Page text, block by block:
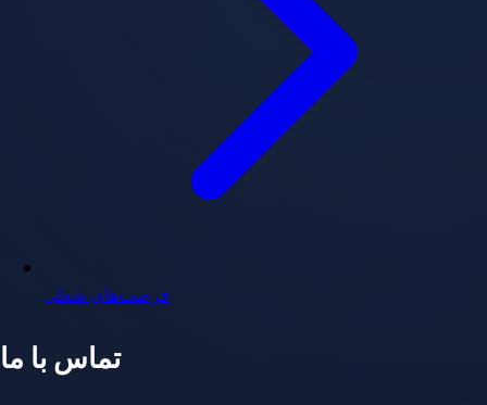
فرصت‌های شغلی
تماس با ما